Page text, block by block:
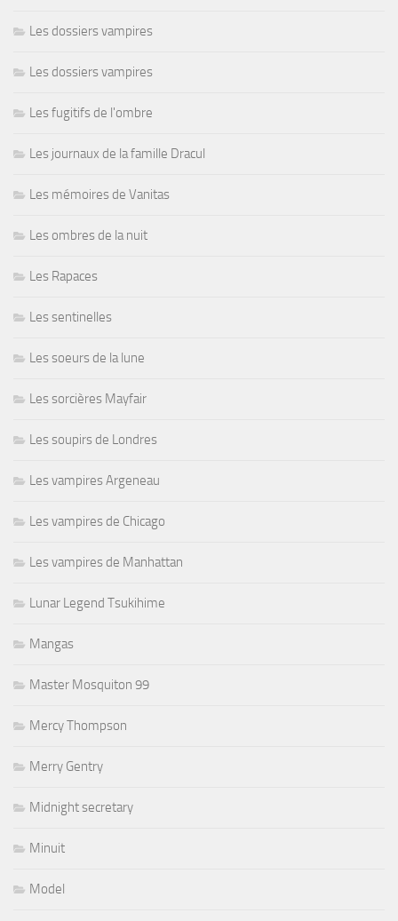
Les dossiers vampires
Les dossiers vampires
Les fugitifs de l'ombre
Les journaux de la famille Dracul
Les mémoires de Vanitas
Les ombres de la nuit
Les Rapaces
Les sentinelles
Les soeurs de la lune
Les sorcières Mayfair
Les soupirs de Londres
Les vampires Argeneau
Les vampires de Chicago
Les vampires de Manhattan
Lunar Legend Tsukihime
Mangas
Master Mosquiton 99
Mercy Thompson
Merry Gentry
Midnight secretary
Minuit
Model